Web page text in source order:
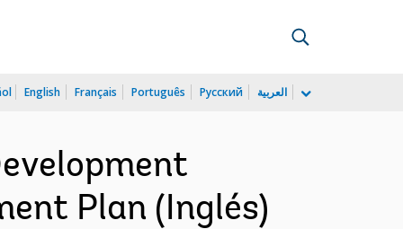
English Français Português Русский العربية
Plan (Inglés)